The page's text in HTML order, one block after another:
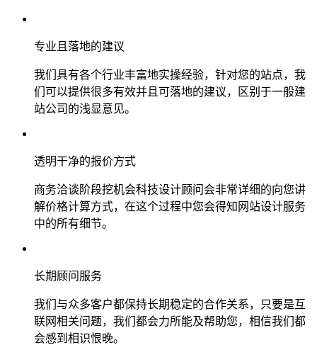
专业且落地的建议
我们具有各个行业丰富地实操经验，针对您的站点，我
们可以提供很多有效并且可落地的建议，区别于一般建
站公司的浅显意见。
透明干净的报价方式
商务洽谈阶段挖机会科技设计顾问会非常详细的向您讲
解价格计算方式，在这个过程中您会得知网站设计服务
中的所有细节。
长期顾问服务
我们与众多客户都保持长期稳定的合作关系，只要是互
联网相关问题，我们都会力所能及帮助您，相信我们都
会感到相识恨晚。